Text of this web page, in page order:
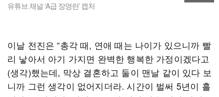
유튜브 채널 ‘A급 장영란’ 캡처
이날 전진은 “총각 때, 연애 때는 나이가 있으니까 빨
리 낳아서 아기 가지면 완벽한 행복한 가정이겠다고
(생각)했는데, 막상 결혼하고 둘이 맨날 같이 있다 보
니까 그런 생각이 없어지더라. 시간이 벌써 5년이 흘